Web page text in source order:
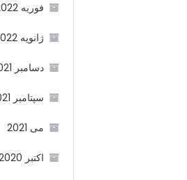
فوریه 2022
ژانویه 2022
دسامبر 2021
سپتامبر 2021
می 2021
اکتبر 2020